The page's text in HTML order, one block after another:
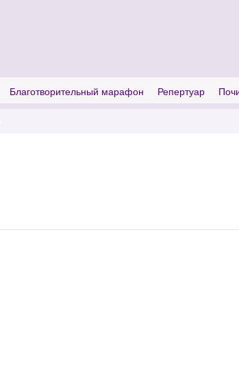
Благотворительный марафон Репертуар